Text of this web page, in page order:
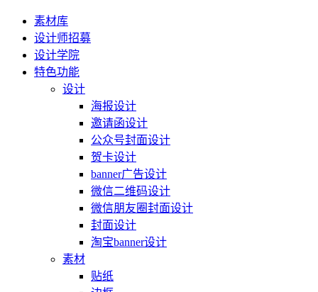
素材库
设计师招募
设计学院
特色功能
设计
海报设计
邀请函设计
公众号封面设计
贺卡设计
banner广告设计
微信二维码设计
微信朋友圈封面设计
封面设计
淘宝banner设计
素材
贴纸